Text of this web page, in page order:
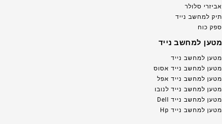
אביזרי סלולר
תיק למחשב נייד
ספק כוח
מטען למחשב נייד
מטען למחשב נייד
מטען למחשב נייד אסוס
מטען למחשב נייד אפל
מטען למחשב נייד לנובו
מטען למחשב נייד Dell
מטען למחשב נייד Hp